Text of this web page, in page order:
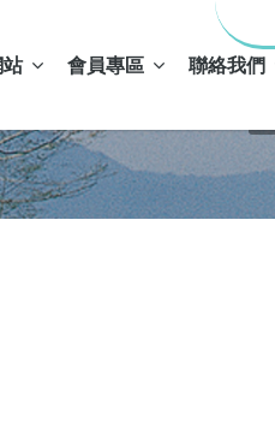
站 會員專區 聯絡我們